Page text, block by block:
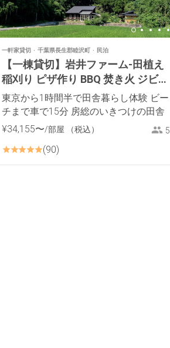
一軒家貸切 千葉県長生郡睦沢町 民泊
【一棟貸切】岩井ファーム-田植え
稲刈り ピザ作り BBQ 焚き火 ジビエ
料理 薪ストーブ 餅つき里山体験
東京から1時間半で田舎暮らし体験 ビー
チまで車で15分 房総のいきつけの田舎
¥34,155〜/部屋 （税込） 5
90